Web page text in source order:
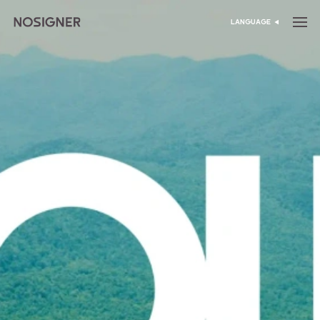
خانه انتخاب زبان
LANGUAGE